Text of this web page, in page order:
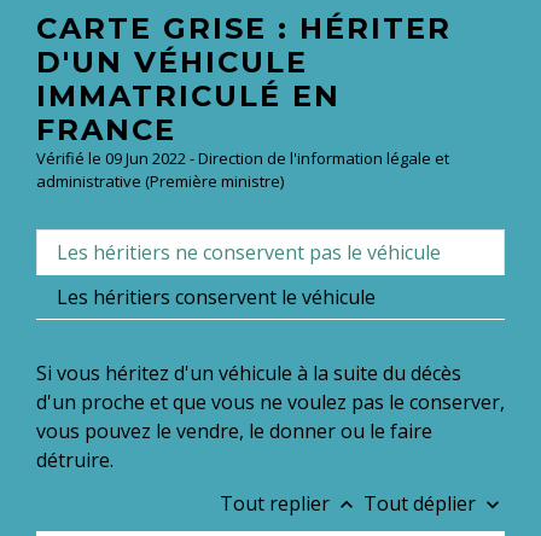
CARTE GRISE : HÉRITER
D'UN VÉHICULE
IMMATRICULÉ EN
FRANCE
Vérifié le 09 Jun 2022 - Direction de l'information légale et
administrative (Première ministre)
Les héritiers ne conservent pas le véhicule
Les héritiers conservent le véhicule
Si vous héritez d'un véhicule à la suite du décès
d'un proche et que vous ne voulez pas le conserver,
vous pouvez le vendre, le donner ou le faire
détruire.
Tout replier keyboard_arrow_up Tout déplier keyboard_arrow_down